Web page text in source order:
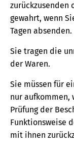
zurückzusenden
gewahrt, wenn
Tagen absenden.
Sie tragen die
der Waren.
Sie müssen für
nur aufkommen,
Prüfung der
Funktionsweise
mit ihnen